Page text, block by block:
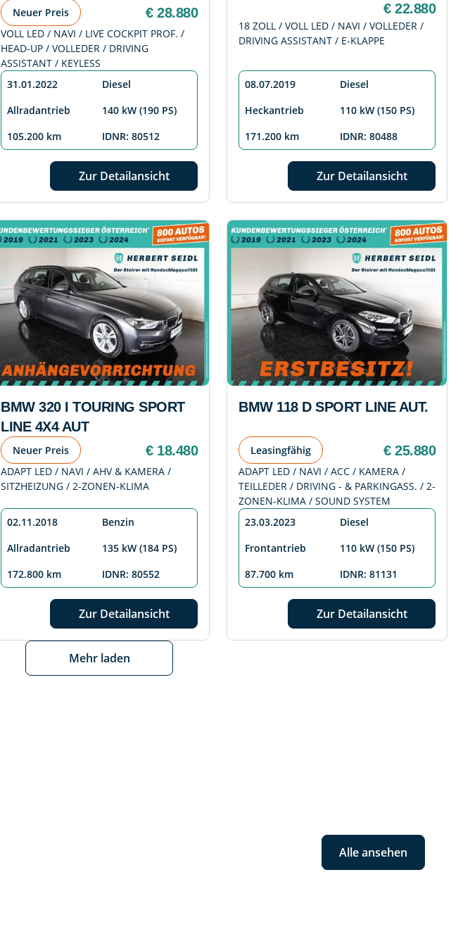
Neuer Preis € 28.880
VOLL LED / NAVI / LIVE COCKPIT PROF. /
HEAD-UP / VOLLEDER / DRIVING
ASSISTANT / KEYLESS
31.01.2022
Diesel
Allradantrieb
140 kW (190 PS)
105.200 km
IDNR: 80512
Zur Detailansicht
€ 22.880
18 ZOLL / VOLL LED / NAVI / VOLLEDER /
DRIVING ASSISTANT / E-KLAPPE
08.07.2019
Diesel
Heckantrieb
110 kW (150 PS)
171.200 km
IDNR: 80488
Zur Detailansicht
BMW 320 I TOURING SPORT
LINE 4X4 AUT
Neuer Preis € 18.480
ADAPT LED / NAVI / AHV & KAMERA /
SITZHEIZUNG / 2-ZONEN-KLIMA
02.11.2018
Benzin
Allradantrieb
135 kW (184 PS)
172.800 km
IDNR: 80552
Zur Detailansicht
BMW 118 D SPORT LINE AUT.
Leasingfähig € 25.880
ADAPT LED / NAVI / ACC / KAMERA /
TEILLEDER / DRIVING - & PARKINGASS. / 2-
ZONEN-KLIMA / SOUND SYSTEM
23.03.2023
Diesel
Frontantrieb
110 kW (150 PS)
87.700 km
IDNR: 81131
Zur Detailansicht
Mehr laden
Alle ansehen